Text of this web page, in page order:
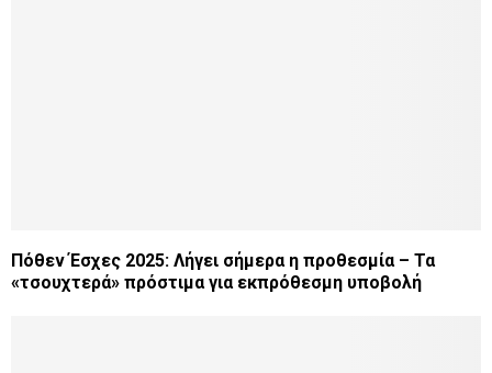
Πόθεν Έσχες 2025: Λήγει σήμερα η προθεσμία – Τα
«τσουχτερά» πρόστιμα για εκπρόθεσμη υποβολή